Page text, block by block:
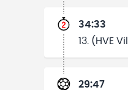
34:33
13. (HVE
29:47